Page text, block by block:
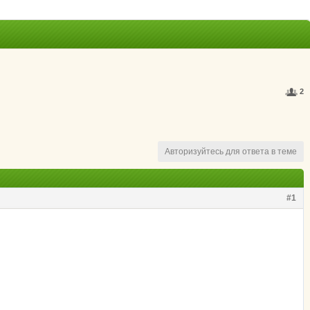
2
Авторизуйтесь для ответа в теме
#1